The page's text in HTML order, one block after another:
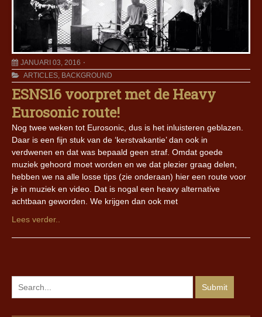
JANUARI 03, 2016
ARTICLES, BACKGROUND
ESNS16 voorpret met de Heavy
Eurosonic route!
Nog twee weken tot Eurosonic, dus is het inluisteren geblazen.
Daar is een fijn stuk van de ‘kerstvakantie’ dan ook in
verdwenen en dat was bepaald geen straf. Omdat goede
muziek gehoord moet worden en we dat plezier graag delen,
hebben we na alle losse tips (zie onderaan) hier een route voor
je in muziek en video. Dat is nogal een heavy alternative
achtbaan geworden. We krijgen dan ook met
Lees verder..